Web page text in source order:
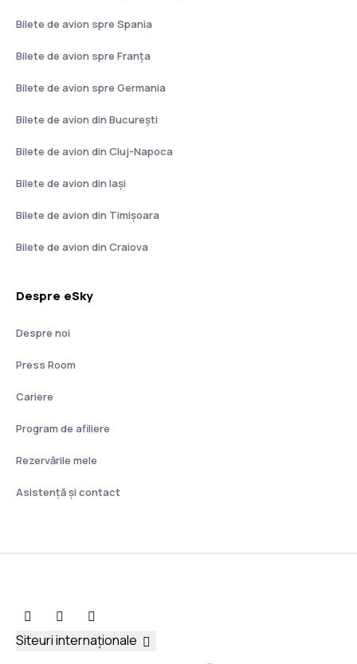
Bilete de avion spre Spania
Bilete de avion spre Franţa
Bilete de avion spre Germania
Bilete de avion din București
Bilete de avion din Cluj-Napoca
Bilete de avion din Iași
Bilete de avion din Timișoara
Bilete de avion din Craiova
Despre eSky
Despre noi
Press Room
Cariere
Program de afiliere
Rezervările mele
Asistenţă şi contact
Siteuri internaționale